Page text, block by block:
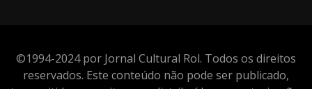
©1994-2024 por Jornal Cultural Rol. Todos os direitos
reservados. Este conteúdo não pode ser publicado,